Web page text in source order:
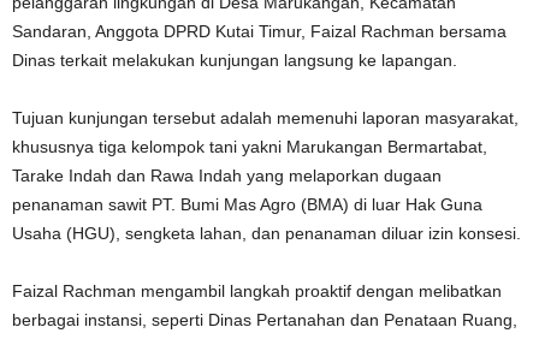
Sandaran, Anggota DPRD Kutai Timur, Faizal Rachman bersama
Dinas terkait melakukan kunjungan langsung ke lapangan.
Tujuan kunjungan tersebut adalah memenuhi laporan masyarakat,
khususnya tiga kelompok tani yakni Marukangan Bermartabat,
Tarake Indah dan Rawa Indah yang melaporkan dugaan
penanaman sawit PT. Bumi Mas Agro (BMA) di luar Hak Guna
Usaha (HGU), sengketa lahan, dan penanaman diluar izin konsesi.
Faizal Rachman mengambil langkah proaktif dengan melibatkan
berbagai instansi, seperti Dinas Pertanahan dan Penataan Ruang,